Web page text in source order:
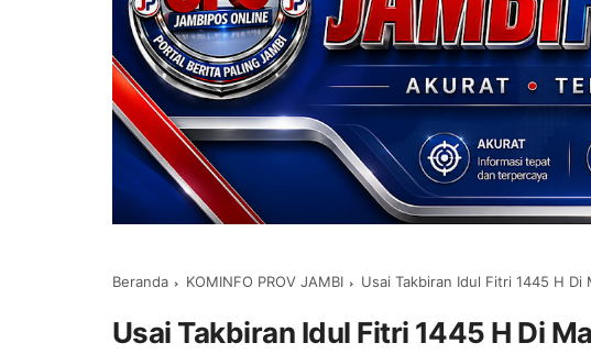
Beranda KOMINFO PROV JAMBI Usai Takbiran Idul Fitri 1445 H Di Masjid Alfalah
Usai Takbiran Idul Fitri 1445 H Di